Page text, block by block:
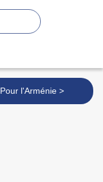
Pour l'Arménie >